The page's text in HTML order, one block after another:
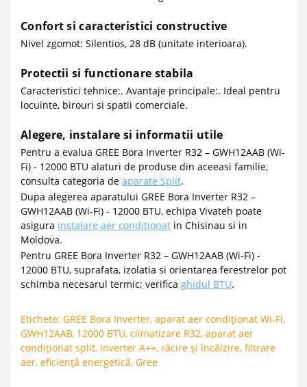
Confort si caracteristici constructive
Nivel zgomot: Silentios, 28 dB (unitate interioara).
Protectii si functionare stabila
Caracteristici tehnice:. Avantaje principale:. Ideal pentru
locuinte, birouri si spatii comerciale.
Alegere, instalare si informatii utile
Pentru a evalua GREE Bora Inverter R32 – GWH12AAB (Wi-
Fi) - 12000 BTU alaturi de produse din aceeasi familie,
consulta categoria de aparate Split.
Dupa alegerea aparatului GREE Bora Inverter R32 –
GWH12AAB (Wi-Fi) - 12000 BTU, echipa Vivateh poate
asigura instalare aer conditionat in Chisinau si in
Moldova.
Pentru GREE Bora Inverter R32 – GWH12AAB (Wi-Fi) -
12000 BTU, suprafata, izolatia si orientarea ferestrelor pot
schimba necesarul termic; verifica ghidul BTU.
Etichete: GREE Bora Inverter, aparat aer condiționat Wi-Fi,
GWH12AAB, 12000 BTU, climatizare R32, aparat aer
condiționat split, Inverter A++, răcire și încălzire, filtrare
aer, eficiență energetică, Gree